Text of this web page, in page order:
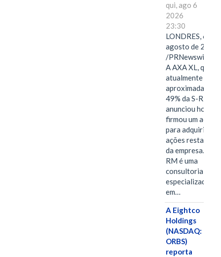
qui, ago 6
2026
23:30
LONDRES, 6 de
agosto de 2026
/PRNewswire/ --
A AXA XL, que
atualmente
49% da S-RM,
anunciou hoje
firmou um
para adquirir as
ações restantes
da empresa. A S-
RM é uma
consultoria
especializada
em…
A Eightco
Holdings
(NASDAQ:
ORBS)
reporta